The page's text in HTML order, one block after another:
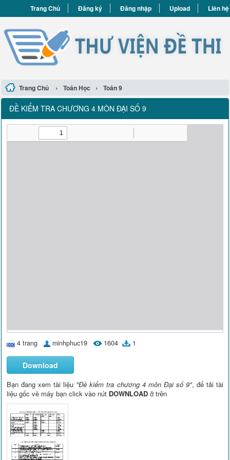
Trang Chủ Đăng ký Đăng nhập Upload Liên hệ
Trang Chủ › Toán Học › Toán 9
ĐỀ KIỂM TRA CHƯƠNG 4 MÔN ĐẠI SỐ 9
4 trang minhphuc19 1604 1
Download
Bạn đang xem tài liệu "Đề kiểm tra chương 4 môn Đại số 9", để tải tài
liệu gốc về máy bạn click vào nút DOWNLOAD ở trên